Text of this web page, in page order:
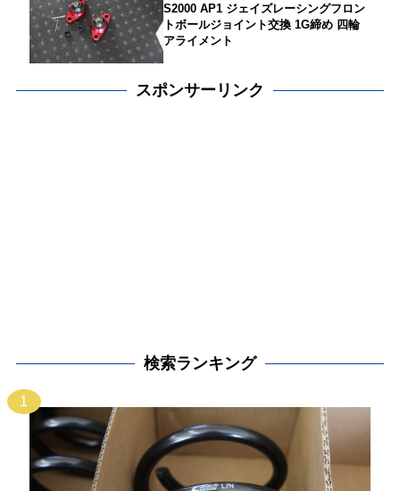
S2000 AP1 ジェイズレーシングフロン
トボールジョイント交換 1G締め 四輪
アライメント
スポンサーリンク
検索ランキング
1